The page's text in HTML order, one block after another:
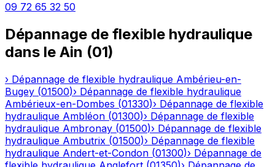
09 72 65 32 50
Dépannage de flexible hydraulique
dans le Ain (01)
› Dépannage de flexible hydraulique Ambérieu-en-
Bugey (01500)› Dépannage de flexible hydraulique
Ambérieux-en-Dombes (01330)› Dépannage de flexible
hydraulique Ambléon (01300)› Dépannage de flexible
hydraulique Ambronay (01500)› Dépannage de flexible
hydraulique Ambutrix (01500)› Dépannage de flexible
hydraulique Andert-et-Condon (01300)› Dépannage de